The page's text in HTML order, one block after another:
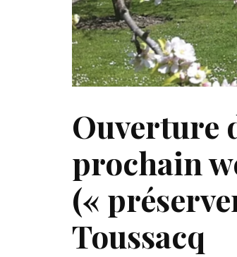
Ouverture
prochain
(«
Toussacq